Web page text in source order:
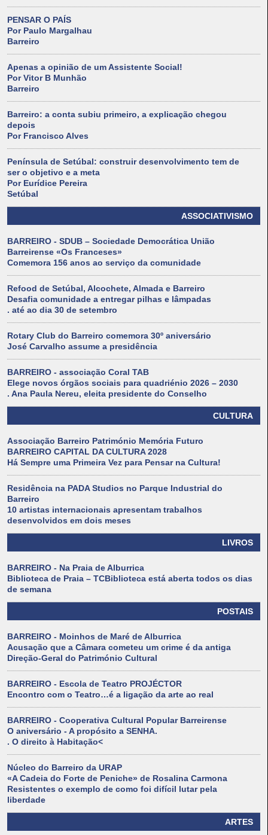
PENSAR O PAÍS
Por Paulo Margalhau
Barreiro
Apenas a opinião de um Assistente Social!
Por Vitor B Munhão
Barreiro
Barreiro: a conta subiu primeiro, a explicação chegou
depois
Por Francisco Alves
Península de Setúbal: construir desenvolvimento tem de
ser o objetivo e a meta
Por Eurídice Pereira
Setúbal
ASSOCIATIVISMO
BARREIRO - SDUB – Sociedade Democrática União
Barreirense «Os Franceses»
Comemora 156 anos ao serviço da comunidade
Refood de Setúbal, Alcochete, Almada e Barreiro
Desafia comunidade a entregar pilhas e lâmpadas
. até ao dia 30 de setembro
Rotary Club do Barreiro comemora 30º aniversário
José Carvalho assume a presidência
BARREIRO - associação Coral TAB
Elege novos órgãos sociais para quadriénio 2026 – 2030
. Ana Paula Nereu, eleita presidente do Conselho
CULTURA
Associação Barreiro Património Memória Futuro
BARREIRO CAPITAL DA CULTURA 2028
Há Sempre uma Primeira Vez para Pensar na Cultura!
Residência na PADA Studios no Parque Industrial do
Barreiro
10 artistas internacionais apresentam trabalhos
desenvolvidos em dois meses
LIVROS
BARREIRO - Na Praia de Alburrica
Biblioteca de Praia – TCBiblioteca está aberta todos os dias
de semana
POSTAIS
BARREIRO - Moinhos de Maré de Alburrica
Acusação que a Câmara cometeu um crime é da antiga
Direção-Geral do Património Cultural
BARREIRO - Escola de Teatro PROJÉCTOR
Encontro com o Teatro…é a ligação da arte ao real
BARREIRO - Cooperativa Cultural Popular Barreirense
O aniversário - A propósito a SENHA.
. O direito à Habitação<
Núcleo do Barreiro da URAP
«A Cadeia do Forte de Peniche» de Rosalina Carmona
Resistentes o exemplo de como foi difícil lutar pela
liberdade
ARTES